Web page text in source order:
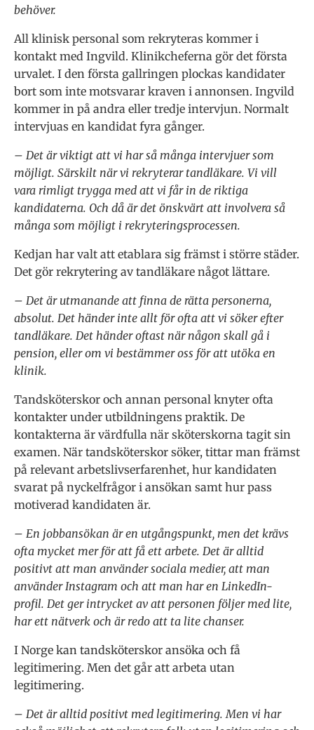
behöver.
All klinisk personal som rekryteras kommer i
kontakt med Ingvild. Klinikcheferna gör det första
urvalet. I den första gallringen plockas kandidater
bort som inte motsvarar kraven i annonsen. Ingvild
kommer in på andra eller tredje intervjun. Normalt
intervjuas en kandidat fyra gånger.
– Det är viktigt att vi har så många intervjuer som
möjligt. Särskilt när vi rekryterar tandläkare. Vi vill
vara rimligt trygga med att vi får in de riktiga
kandidaterna. Och då är det önskvärt att involvera så
många som möjligt i rekryteringsprocessen.
Kedjan har valt att etablara sig främst i större städer.
Det gör rekrytering av tandläkare något lättare.
– Det är utmanande att finna de rätta personerna,
absolut. Det händer inte allt för ofta att vi söker efter
tandläkare. Det händer oftast när någon skall gå i
pension, eller om vi bestämmer oss för att utöka en
klinik.
Tandsköterskor och annan personal knyter ofta
kontakter under utbildningens praktik. De
kontakterna är värdfulla när sköterskorna tagit sin
examen. När tandsköterskor söker, tittar man främst
på relevant arbetslivserfarenhet, hur kandidaten
svarat på nyckelfrågor i ansökan samt hur pass
motiverad kandidaten är.
– En jobbansökan är en utgångspunkt, men det krävs
ofta mycket mer för att få ett arbete. Det är alltid
positivt att man använder sociala medier, att man
använder Instagram och att man har en LinkedIn-
profil. Det ger intrycket av att personen följer med lite,
har ett nätverk och är redo att ta lite chanser.
I Norge kan tandsköterskor ansöka och få
legitimering. Men det går att arbeta utan
legitimering.
– Det är alltid positivt med legitimering. Men vi har